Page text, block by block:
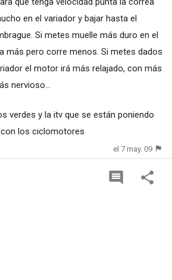
en el variador y bajar hasta el
Si metes muelle más duro en el
más pero corre menos. Si metes dados
el motor irá más relajado, con más
nervioso...
verdes y la itv que se están poniendo
los ciclomotores
el 7 may. 09